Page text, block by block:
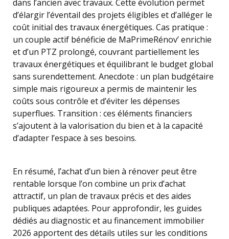
dans l’ancien avec travaux. Cette évolution permet
d’élargir l’éventail des projets éligibles et d’alléger le
coût initial des travaux énergétiques. Cas pratique :
un couple actif bénéficie de MaPrimeRénov’ enrichie
et d’un PTZ prolongé, couvrant partiellement les
travaux énergétiques et équilibrant le budget global
sans surendettement. Anecdote : un plan budgétaire
simple mais rigoureux a permis de maintenir les
coûts sous contrôle et d’éviter les dépenses
superflues. Transition : ces éléments financiers
s’ajoutent à la valorisation du bien et à la capacité
d’adapter l’espace à ses besoins.
En résumé, l’achat d’un bien à rénover peut être
rentable lorsque l’on combine un prix d’achat
attractif, un plan de travaux précis et des aides
publiques adaptées. Pour approfondir, les guides
dédiés au diagnostic et au financement immobilier
2026 apportent des détails utiles sur les conditions